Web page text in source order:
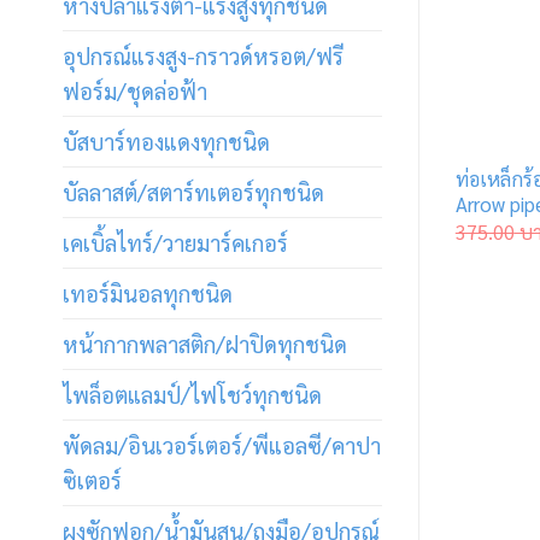
อุปกรณ์แรงสูง-กราวด์หรอต/ฟรี
ฟอร์ม/ชุดล่อฟ้า
บัสบาร์ทองแดงทุกชนิด
บัลลาสต์/สตาร์ทเตอร์ทุกชนิด
เคเบิ้ลไทร์/วายมาร์คเกอร์
เทอร์มินอลทุกชนิด
หน้ากากพลาสติก/ฝาปิดทุกชนิด
ไพล็อตแลมป์/ไฟโชว์ทุกชนิด
พัดลม/อินเวอร์เตอร์/พีแอลซี/คาปา
ซิเตอร์
ผงซักฟอก/น้ำมันสน/ถุงมือ/อุปกรณ์
ท่อเหล็กร้
Arrow
375.00บ